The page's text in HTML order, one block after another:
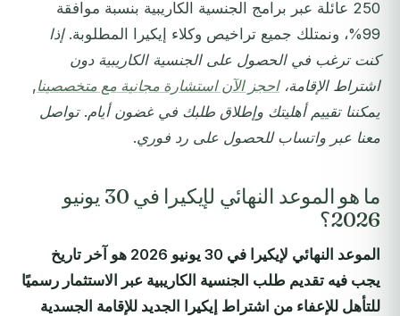
250 عائلة عبر برامج الجنسية الكاريبية بنسبة موافقة
99%، ونمتلك جميع تراخيص وكلاء إيكيرا المطلوبة.
إذا
كنت ترغب في الحصول على الجنسية الكاريبية دون
اشتراط الإقامة،احجز الآن استشارة مجانية مع متخصصينا,
يمكننا تقييم أهليتك وإطلاق طلبك في غضون أيام. تواصل
معنا عبر واتساب للحصول على رد فوري.
ما هو الموعد النهائي لإيكيرا في 30 يونيو
2026؟
الموعد النهائي لإيكيرا في 30 يونيو 2026 هو آخر تاريخ
يجب فيه تقديم طلب الجنسية الكاريبية عبر الاستثمار رسميًا
للتأهل للإعفاء من اشتراط إيكيرا الجديد للإقامة الجسدية